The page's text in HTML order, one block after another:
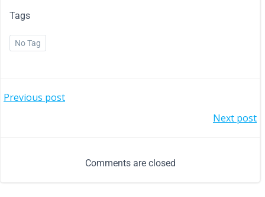
Tags
No Tag
Previous post
Next post
Comments are closed